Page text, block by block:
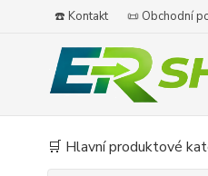
☎️ Kontakt 📜 Obchodní
🛒 Hlavní produktové